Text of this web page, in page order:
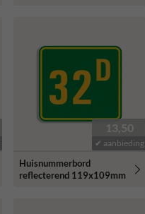
13,50
✔ aanbieding
Huisnummerbord
reflecterend 119x109mm